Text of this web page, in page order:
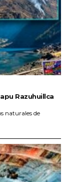
Razuhuillca
naturales de